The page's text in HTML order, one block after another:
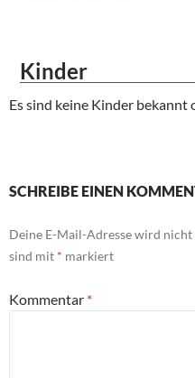
Kinder
Es sind keine Kinder bekannt
SCHREIBE EINEN
Deine E-Mail-Adresse wird
sind mit * markiert
Kommentar *